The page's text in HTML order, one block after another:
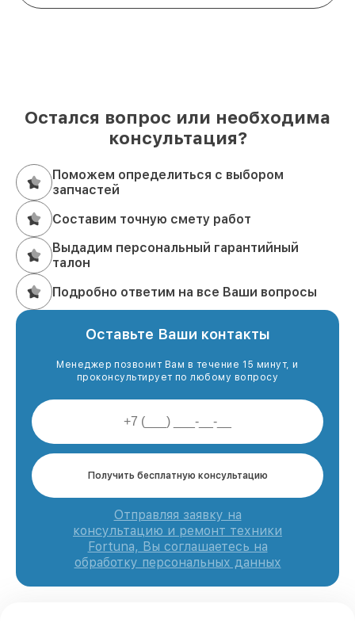
Остался вопрос или необходима
консультация?
Поможем определиться с выбором
запчастей
Составим точную смету работ
Выдадим персональный гарантийный
талон
Подробно ответим на все Ваши вопросы
Оставьте Ваши контакты
Менеджер позвонит Вам в течение 15 минут, и
проконсультирует по любому вопросу
Получить бесплатную консультацию
Отправляя заявку на
консультацию и ремонт техники
Fortuna, Вы соглашаетесь на
обработку персональных данных